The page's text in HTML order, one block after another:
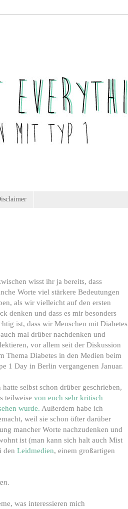
wisst ihr ja bereits, dass
Worte viel stärkere Bedeutungen
als wir vielleicht auf den ersten
denken und dass es mir besonders
ist, dass wir Menschen mit Diabetes
mal drüber nachdenken und
vor allem seit der Diskussion
Thema Diabetes in den Medien beim
1 Day in Berlin vergangenen Januar.
hatte selbst schon drüber geschrieben,
teilweisevon euch sehr kritisch
wurde. Außerdem habe ich
weil sie schon öfter darüber
mancher Worte nachzudenken und
ist (man kann sich halt auch Mist
den Leidmedien, einem großartigen
was interessieren mich